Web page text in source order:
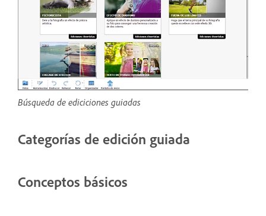
Búsqueda de ediciciones guiadas
Categorías de edición guiada
Conceptos básicos